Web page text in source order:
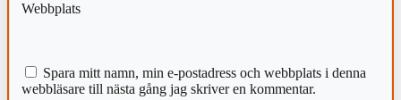
Webbplats
Spara mitt namn, min e-postadress och webbplats i denna
webbläsare till nästa gång jag skriver en kommentar.